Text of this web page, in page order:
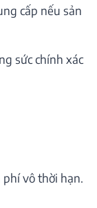
cấp nếu sản
sức chính xác
phí vô thời hạn.